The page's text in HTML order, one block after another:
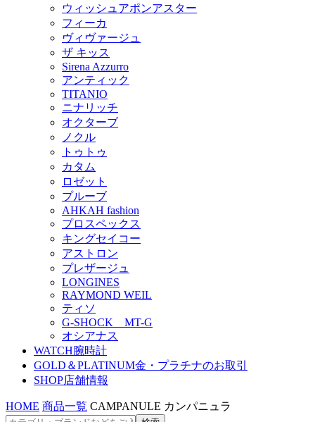
ウィッシュアポンアスター
フィーカ
ヴィヴァージュ
ザ キッス
Sirena Azzurro
アンティック
TITANIO
ニナリッチ
オクターブ
ノクル
トゥトゥ
カタム
ロゼット
プルーブ
AHKAH fashion
プロスペックス
キングセイコー
アストロン
プレザージュ
LONGINES
RAYMOND WEIL
ティソ
G-SHOCK MT-G
オシアナス
WATCH腕時計
GOLD＆PLATINUM金・プラチナのお取引
SHOP店舗情報
HOME 商品一覧 CAMPANULE カンパニュラ